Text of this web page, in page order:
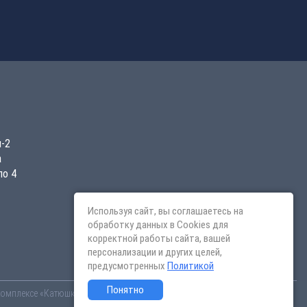
2
4
«Катюшки-2 (ПИК)» от «ДСК-1» в Мытищинском (Моск обл.).
Используя сайт, вы соглашаетесь на
обработку данных в Cookies для
корректной работы сайта, вашей
персонализации и других целей,
предусмотренных Политикой
Понятно